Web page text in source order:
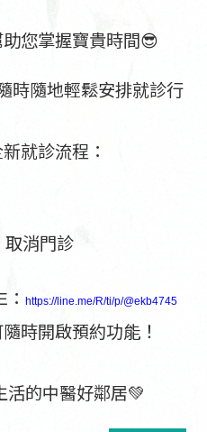
您掌握寶貴時間😎
時隨地輕鬆安排就診行
就診流程：
取消門診
：https://line.me/R/ti/p/@ekb4745
時開啟預約功能！
活的中醫好鄰居💚